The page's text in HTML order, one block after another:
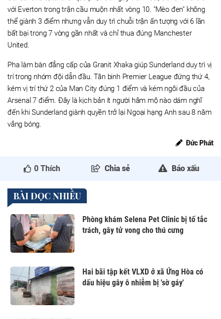
với Everton trong trận cầu muộn nhất vòng 10. "Mèo đen" không
thể giành 3 điểm nhưng vẫn duy trì chuỗi trận ấn tượng với 6 lần
bất bại trong 7 vòng gần nhất và chỉ thua đúng Manchester
United.
Pha làm bàn đẳng cấp của Granit Xhaka giúp Sunderland duy trì vị
trí trong nhóm đội dẫn đầu. Tân binh Premier League đứng thứ 4,
kém vị trí thứ 2 của Man City đúng 1 điểm và kém ngôi đầu của
Arsenal 7 điểm. Đây là kịch bản ít người hâm mộ nào dám nghĩ
đến khi Sunderland giành quyền trở lại Ngoại hạng Anh sau 8 năm
vắng bóng.
Đức Phát
0 Thích Chia sẻ Báo xấu
BÀI ĐỌC NHIỀU
Phòng khám Selena Pet Clinic bị tố tắc
trách, gây tử vong cho thú cưng
Hai bãi tập kết VLXD ở xã Ứng Hòa có
dấu hiệu gây ô nhiễm bị 'sờ gáy'